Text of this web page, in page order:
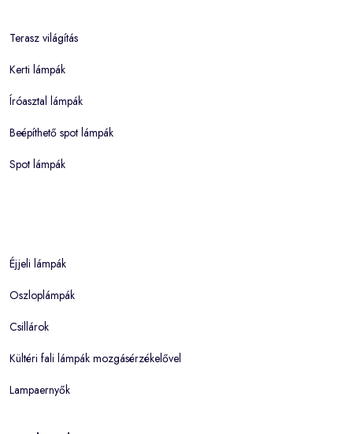
Terasz világítás
Kerti lámpák
Íróasztal lámpák
Beépíthető spot lámpák
Spot lámpák
Éjjeli lámpák
Oszloplámpák
Csillárok
Kültéri fali lámpák mozgásérzékelővel
Lampaernyők